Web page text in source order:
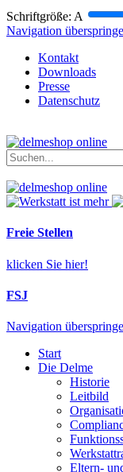
Schriftgröße: A
Navigation
Kontakt
Downloads
Presse
Datenschutz
Freie Stellen
klicken Sie hier!
FSJ
Navigation
Start
Die Delme
Historie
Leitbild
Eltern-